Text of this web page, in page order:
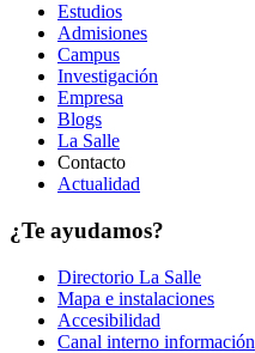
Estudios
Admisiones
Campus
Investigación
Empresa
Blogs
La Salle
Contacto
Actualidad
¿Te ayudamos?
Directorio La Salle
Mapa e instalaciones
Accesibilidad
Canal interno información